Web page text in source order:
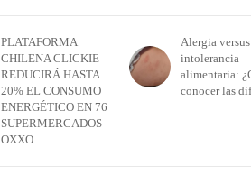
PLATAFORMA
CHILENA CLICKIE
REDUCIRÁ HASTA
20% EL CONSUMO
ENERGÉTICO EN 76
SUPERMERCADOS
OXXO
Alergia versus
intolerancia
alimentaria:
conocer las